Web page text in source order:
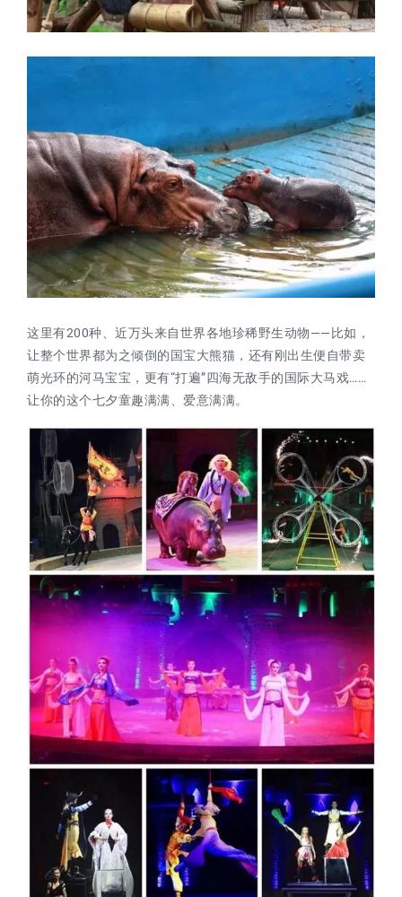
这里有200种、近万头来自世界各地珍稀野生动物——比如，
让整个世界都为之倾倒的国宝大熊猫，还有刚出生便自带卖
萌光环的河马宝宝，更有“打遍”四海无敌手的国际大马戏……
让你的这个七夕童趣满满、爱意满满。